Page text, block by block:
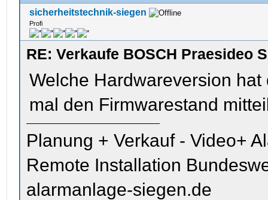
sicherheitstechnik-siegen
Profi
RE: Verkaufe BOSCH Praesideo
Welche Hardwareversion
mal den Firmwarestand
Planung + Verkauf - Video+
Remote Installation
alarmanlage-siegen.de